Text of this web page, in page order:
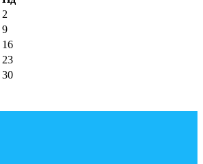
2
9
16
23
30